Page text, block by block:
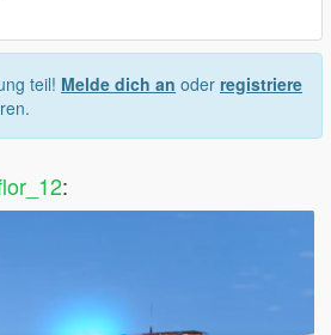
teil! Melde dich an oder registriere
: